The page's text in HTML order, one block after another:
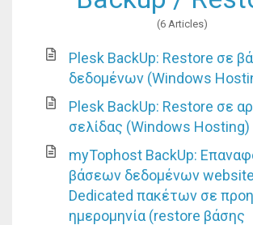
6 Articles
Plesk BackUp: Restore σε
δεδομένων (Windows
Plesk BackUp: Restore σε
σελίδας (Windows Hosting)
myTophost BackUp:
βάσεων δεδομένων
Dedicated πακέτων σε
ημερομηνία (restore βάσης